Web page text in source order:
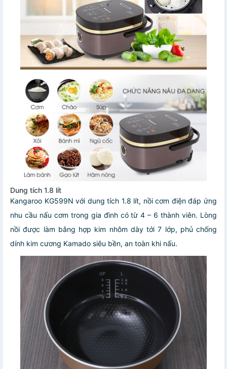
Dung tích 1.8 lít
Kangaroo KG599N với dung tích 1.8 lít, nồi cơm điện đáp ứng
nhu cầu nấu cơm trong gia đình có từ 4 – 6 thành viên. Lòng
nồi được làm bằng hợp kim nhôm dày tới 7 lớp, phủ chống
dính kim cương Kamado siêu bền, an toàn khi nấu.